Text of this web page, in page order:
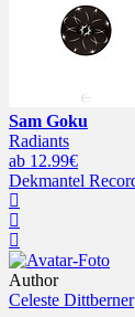
Sam Goku
Radiants
ab 12.99€
Dekmantel
Author
Celeste Dittberner